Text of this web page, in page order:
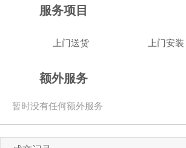
服务项目
上门送货 上门安装
额外服务
暂时没有任何额外服务